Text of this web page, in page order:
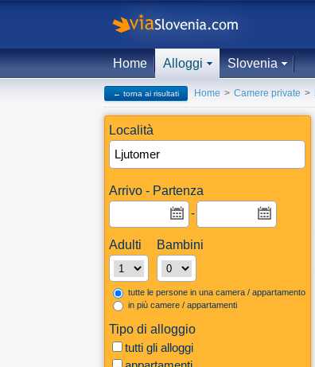
Home Alloggi Slovenia
← torna ai risultati Home > Camere private >
Località
Arrivo - Partenza
-
Adulti Bambini
tutte le persone in una camera / appartamento
in più camere / appartamenti
Tipo di alloggio
tutti gli alloggi